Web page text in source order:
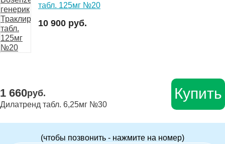
табл. 125мг №20
10 900 руб.
1 660руб.
Дилатренд табл. 6,25мг №30
Купить
(чтобы позвонить - нажмите на номер)